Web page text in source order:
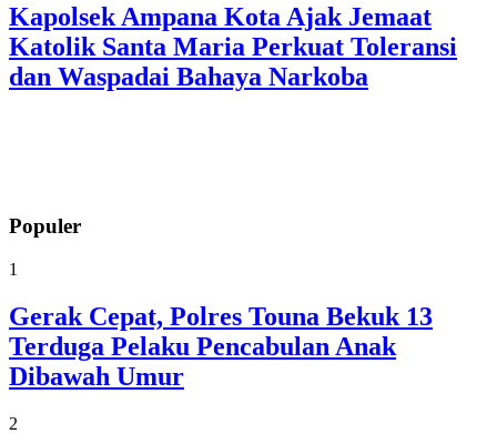
Kapolsek Ampana Kota Ajak Jemaat
Katolik Santa Maria Perkuat Toleransi
dan Waspadai Bahaya Narkoba
Populer
1
Gerak Cepat, Polres Touna Bekuk 13
Terduga Pelaku Pencabulan Anak
Dibawah Umur
2